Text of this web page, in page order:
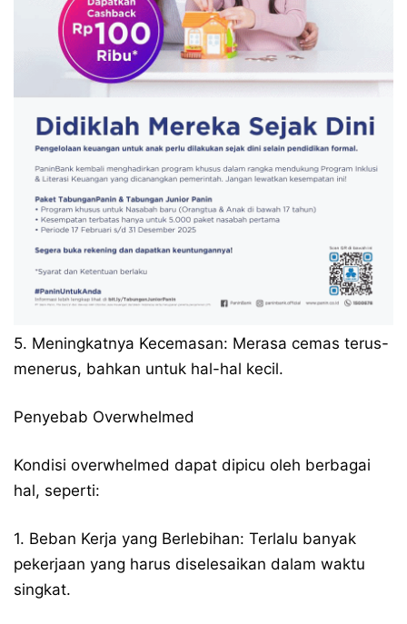
5. Meningkatnya Kecemasan: Merasa cemas terus-
menerus, bahkan untuk hal-hal kecil.
Penyebab Overwhelmed
Kondisi overwhelmed dapat dipicu oleh berbagai
hal, seperti:
1. Beban Kerja yang Berlebihan: Terlalu banyak
pekerjaan yang harus diselesaikan dalam waktu
singkat.